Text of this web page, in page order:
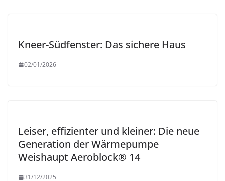
Kneer-Südfenster: Das sichere Haus
02/01/2026
Leiser, effizienter und kleiner: Die neue
Generation der Wärmepumpe
Weishaupt Aeroblock® 14
31/12/2025